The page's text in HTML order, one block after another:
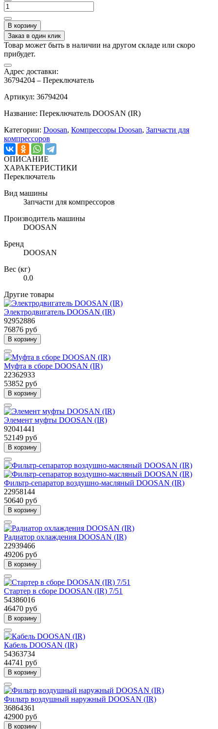
В корзину
Заказ в один клик
Товар может быть в наличии на другом складе или скоро
прибудет.
Адрес доставки:
36794204 – Переключатель
Артикул: 36794204
Название: Переключатель DOOSAN (IR)
Категории: Doosan, Компрессоры Doosan, Запчасти для
компрессоров
ОПИСАНИЕ
ХАРАКТЕРИСТИКИ
Переключатель
Вид машины
Запчасти для компрессоров
Производитель машины
DOOSAN
Бренд
DOOSAN
Вес (кг)
0.0
Другие товары
Электродвигатель DOOSAN (IR)
92952886
76876 руб
В корзину
Муфта в сборе DOOSAN (IR)
22362933
53852 руб
В корзину
Элемент муфты DOOSAN (IR)
92041441
52149 руб
В корзину
Фильтр-сепаратор воздушно-масляный DOOSAN (IR)
22958144
50640 руб
В корзину
Радиатор охлаждения DOOSAN (IR)
22939466
49206 руб
В корзину
Стартер в сборе DOOSAN (IR) 7/51
54386016
46470 руб
В корзину
Кабель DOOSAN (IR)
54363734
44741 руб
В корзину
Фильтр воздушный наружный DOOSAN (IR)
36864361
42900 руб
В корзину